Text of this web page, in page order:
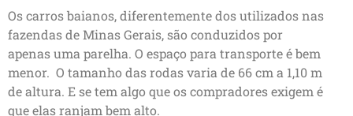
Os carros baianos, diferentemente dos utilizados nas
fazendas de Minas Gerais, são conduzidos por
apenas uma parelha. O espaço para transporte é bem
menor. O tamanho das rodas varia de 66 cm a 1,10 m
de altura. E se tem algo que os compradores exigem é
que elas ranjam bem alto.